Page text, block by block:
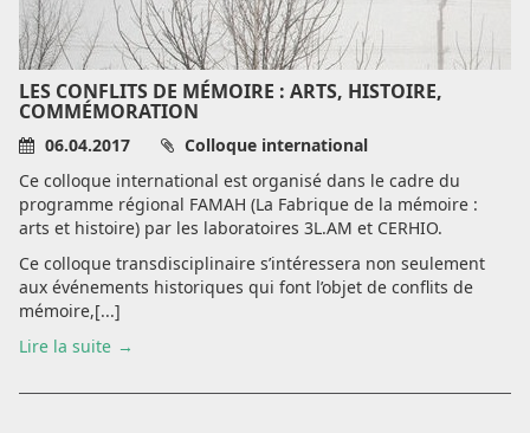
LES CONFLITS DE MÉMOIRE : ARTS, HISTOIRE,
COMMÉMORATION
06.04.2017
Colloque international
Ce colloque international est organisé dans le cadre du
programme régional FAMAH (La Fabrique de la mémoire :
arts et histoire) par les laboratoires 3L.AM et CERHIO.
Ce colloque transdisciplinaire s’intéressera non seulement
aux événements historiques qui font l’objet de conflits de
mémoire,[...]
Lire la suite